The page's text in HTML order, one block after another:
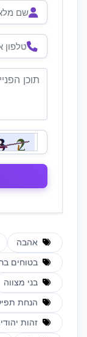
אהבה
בטוחים
בני מצווה
הנחת
זהות